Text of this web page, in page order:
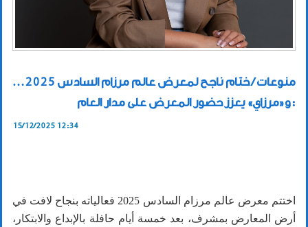
منوعات / ختام ناجح لمعرض عالم مرزام السادس 2025…
و«مرزاي» يعزز حضور المعرض على مدار العام:
15/12/2025 12:34
اختتم معرض عالم مرزام السادس 2025 فعالياته بنجاح لافت في
أرض المعارض بمشرف، بعد خمسة أيام حافلة بالإبداع والابتكار،